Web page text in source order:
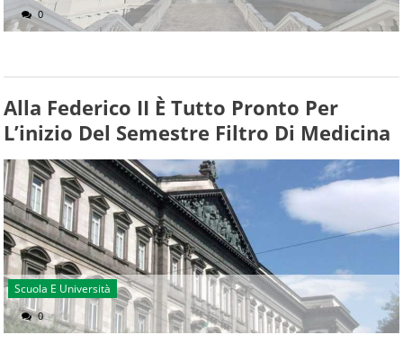
0
Alla Federico II È Tutto Pronto Per
L’inizio Del Semestre Filtro Di Medicina
Scuola E Università
0